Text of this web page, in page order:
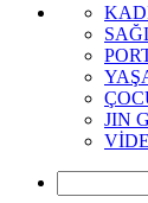
JIN